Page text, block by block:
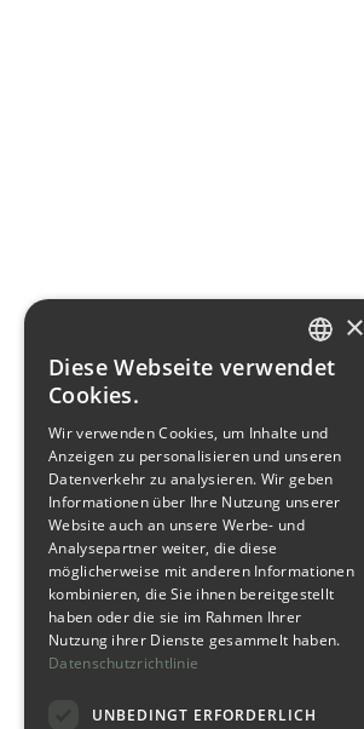
GERMAN
×
Diese Webseite verwendet
Cookies.
Wir verwenden Cookies, um Inhalte und
Anzeigen zu personalisieren und unseren
Datenverkehr zu analysieren. Wir geben
Informationen über Ihre Nutzung unserer
Website auch an unsere Werbe- und
Analysepartner weiter, die diese
möglicherweise mit anderen Informationen
kombinieren, die Sie ihnen bereitgestellt
haben oder die sie im Rahmen Ihrer
Nutzung ihrer Dienste gesammelt haben.
Datenschutzrichtlinie
UNBEDINGT ERFORDERLICH